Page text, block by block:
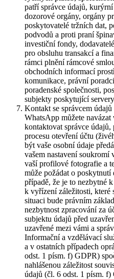
patří správce údajů,
dozorové orgány, orgány
poskytovatelé tržních dat,
podvodů a proti praní
investiční fondy,
pro obsluhu transakcí a
rámci plnění rámcové
obchodních informací
komunikace, právní
poradenské společnosti,
subjekty poskytující
Kontakt se správcem
WhatsApp můžete
kontaktovat správce
procesu otevření účtu
být vaše osobní údaje
vašem nastavení
vaší profilové fotografie a
může požádat o
případě, že je to nezbytné
k vyřízení záležitosti, které
situaci bude právním
nezbytnost zpracování za
subjektu údajů před
uzavřené mezi vámi a
Informační a vzdělávací
a v ostatních případech
odst. 1 písm. f) GDPR)
nahlášenou záležitost
údajů (čl. 6 odst. 1 písm. f)